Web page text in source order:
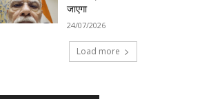
जाएगा
24/07/2026
Load more